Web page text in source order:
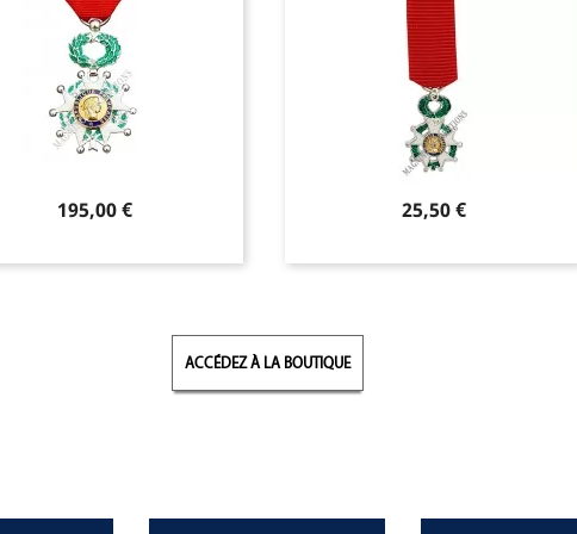
Prix
25,50 €
ACCÉDEZ À LA BOUTIQUE